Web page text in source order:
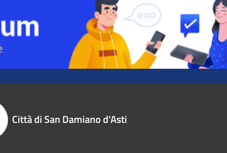
Città di San Damiano d'Asti